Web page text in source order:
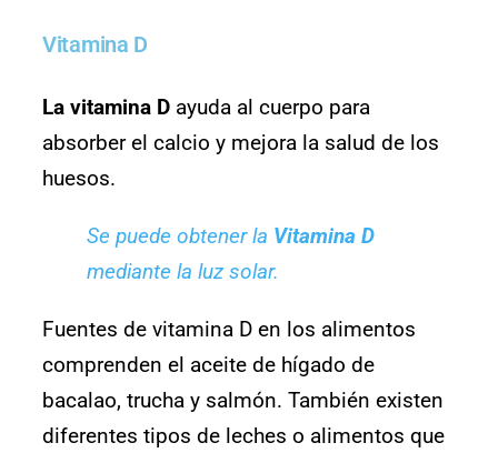
Vitamina D
La vitamina D ayuda al cuerpo para
absorber el calcio y mejora la salud de los
huesos.
Se puede obtener la Vitamina D
mediante la luz solar.
Fuentes de vitamina D en los alimentos
comprenden el aceite de hígado de
bacalao, trucha y salmón. También existen
diferentes tipos de leches o alimentos que